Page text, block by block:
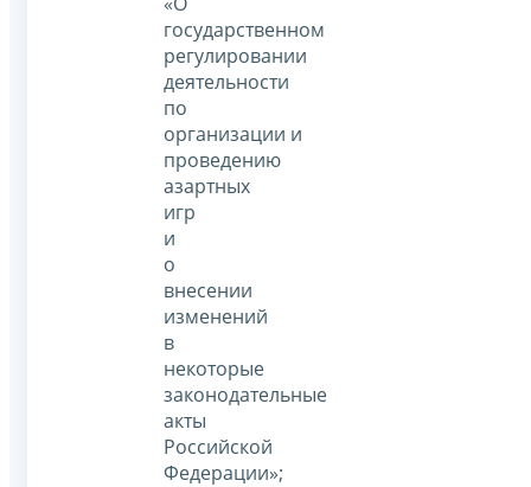
государственном
регулировании
деятельности
по
организации и
проведению
азартных
игр
и
о
внесении
изменений
в
некоторые
законодательные
акты
Российской
Федерации»;